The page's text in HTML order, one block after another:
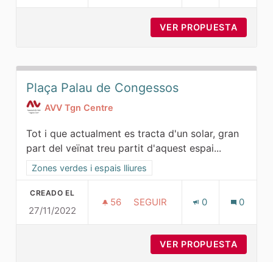
VER PROPUESTA
Plaça Palau de Congessos
AVV Tgn Centre
Tot i que actualment es tracta d'un solar, gran
part del veïnat treu partit d'aquest espai...
Resultados al filtrar por la categoría: Zones verdes i espais
Zones verdes i espais lliures
CREADO EL
27/11/2022
56 56 SEGUIDORAS
SEGUIR 0 0
VER PROPUESTA